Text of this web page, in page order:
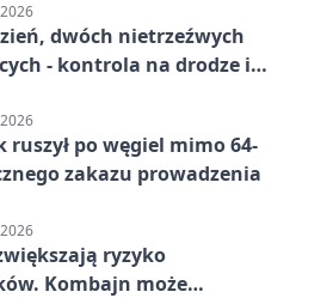
dwóch nietrzeźwych
- kontrola na drodze i
ruszył po węgiel mimo 64-
zakazu prowadzenia
ryzyko
Kombajn może